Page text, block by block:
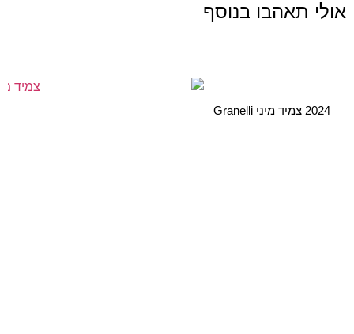
אולי תאהבו בנוסף
2024 צמיד מיני Granelli